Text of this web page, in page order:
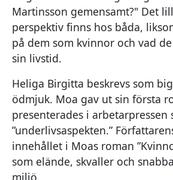
Martinsson gemensamt?" Det
perspektiv finns hos båda,
på dem som kvinnor och vad
sin livstid.
Heliga Birgitta beskrevs som
ödmjuk. Moa gav ut sin första
presenterades i arbetarpressen
”underlivsaspekten.”
innehållet i Moas roman
som elände, skvaller och
miljö.